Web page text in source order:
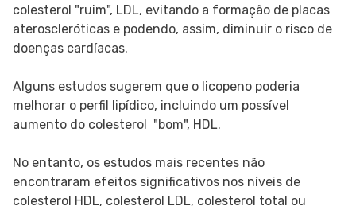
colesterol "ruim", LDL, evitando a formação de placas
ateroscleróticas e podendo, assim, diminuir o risco de
doenças cardíacas.
Alguns estudos sugerem que o licopeno poderia
melhorar o perfil lipídico, incluindo um possível
aumento do colesterol "bom", HDL.
No entanto, os estudos mais recentes não
encontraram efeitos significativos nos níveis de
colesterol HDL, colesterol LDL, colesterol total ou